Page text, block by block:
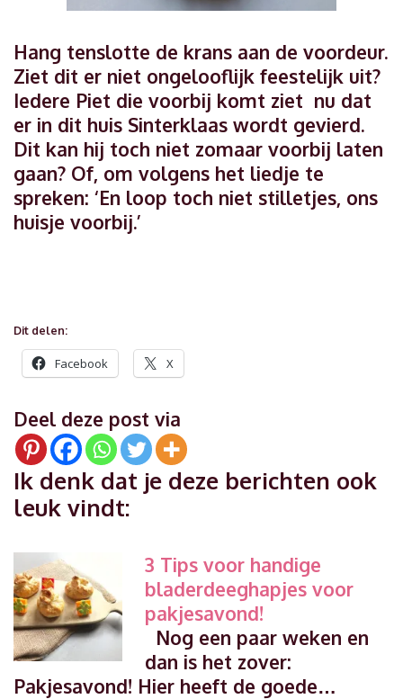
Hang tenslotte de krans aan de voordeur.
Ziet dit er niet ongelooflijk feestelijk uit?
Iedere Piet die voorbij komt ziet nu dat
er in dit huis Sinterklaas wordt gevierd.
Dit kan hij toch niet zomaar voorbij laten
gaan? Of, om volgens het liedje te
spreken: ‘En loop toch niet stilletjes, ons
huisje voorbij.’
Dit delen:
Facebook X
Deel deze post via
Ik denk dat je deze berichten ook
leuk vindt:
3 Tips voor handige
bladerdeeghapjes voor
pakjesavond!
Nog een paar weken en
dan is het zover:
Pakjesavond! Hier heeft de goede…